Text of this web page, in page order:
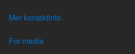
Mer kontaktinfo
For media